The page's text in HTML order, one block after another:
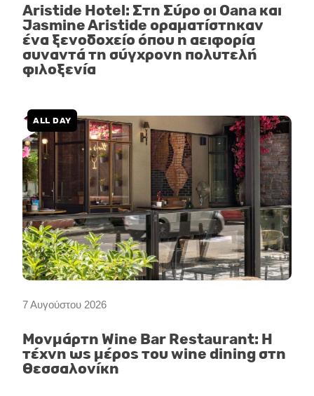
Aristide Hotel: Στη Σύρο οι Oana και
Jasmine Aristide οραματίστηκαν
ένα ξενοδοχείο όπου η αειφορία
συναντά τη σύγχρονη πολυτελή
φιλοξενία
7 Αυγούστου 2026
ALL DAY
Μονμάρτη Wine Bar Restaurant: Η
τέχνη ως μέρος του wine dining στη
Θεσσαλονίκη